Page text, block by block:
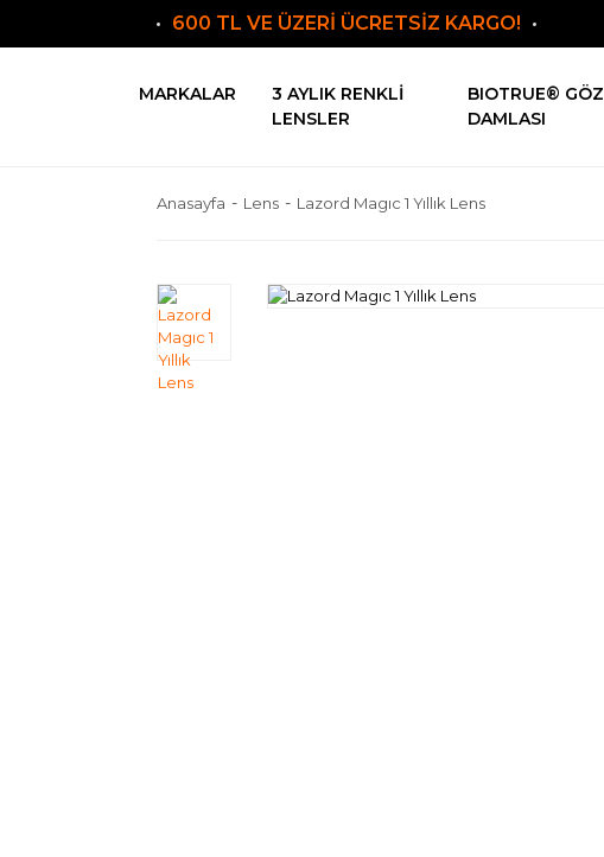
600 TL VE ÜZERİ ÜCRETSİZ KARGO!
MARKALAR
3 AYLIK RENKLI
LENSLER
BIOTRUE® GÖZ
DAMLASI
Anasayfa Lens Lazord Magıc 1 Yıllık Lens